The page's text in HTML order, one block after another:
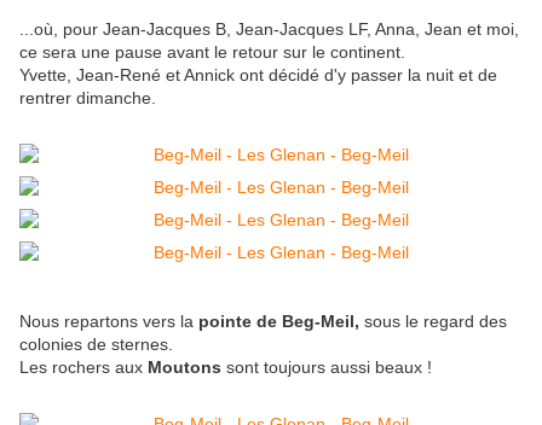
...où, pour Jean-Jacques B, Jean-Jacques LF, Anna, Jean et moi,
ce sera une pause avant le retour sur le continent.
Yvette, Jean-René et Annick ont décidé d'y passer la nuit et de
rentrer dimanche.
Nous repartons vers la pointe de Beg-Meil, sous le regard des
colonies de sternes.
Les rochers aux Moutons sont toujours aussi beaux !